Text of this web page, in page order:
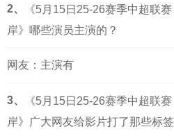
2、
《5月15日25-26赛季中超联
岸》哪些演员主演的？
网友：主演有
3、
《5月15日25-26赛季中超联
岸》广大网友给影片打了那些标签